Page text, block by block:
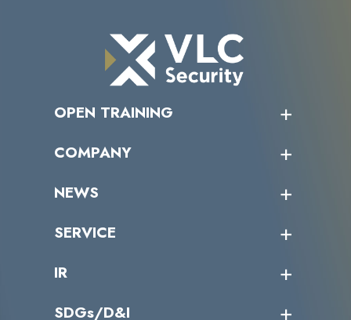
OPEN TRAINING
受講者の声
COMPANY
トップメッセージ
ミッション／ビジョン
パートナー企業一覧
NEWS
サイバーニュース
SERVICE
カテゴリー別サービス一覧
IR
SDGs/D&I